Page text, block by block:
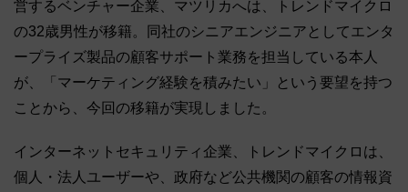
営するベンチャー企業、マツリカへは、トレンドマイクロ
の32歳男性が移籍。同社のシニアエンジニアとしてエンタ
ープライズ製品の顧客サポート業務を担当している本人
が、「マーケティング経験を積みたい」という要望を持つ
ことから、今回の移籍が実現しました。
インターネットセキュリティ企業、トレンドマイクロは、
個人・法人ユーザーや、政府など公共機関の顧客の情報資